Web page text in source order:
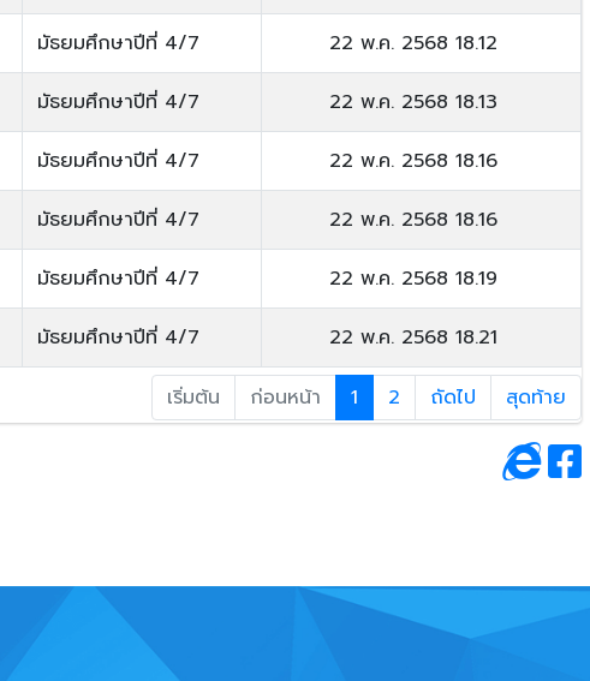
มัธยมศึกษาปีที่ 4/7 22 พ.ค. 2568 18.12
มัธยมศึกษาปีที่ 4/7 22 พ.ค. 2568 18.13
มัธยมศึกษาปีที่ 4/7 22 พ.ค. 2568 18.16
มัธยมศึกษาปีที่ 4/7 22 พ.ค. 2568 18.16
มัธยมศึกษาปีที่ 4/7 22 พ.ค. 2568 18.19
มัธยมศึกษาปีที่ 4/7 22 พ.ค. 2568 18.21
เริ่มต้น ก่อนหน้า 1 2 ถัดไป สุดท้าย